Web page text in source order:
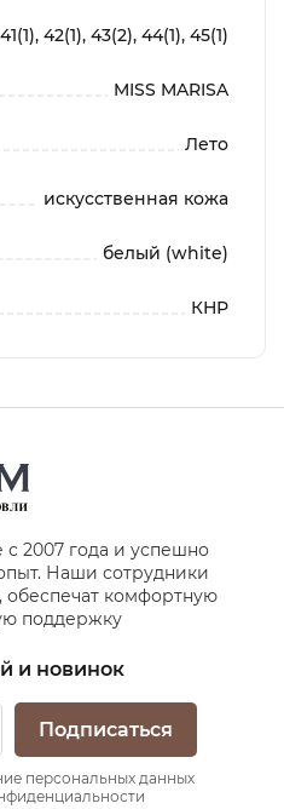
42(1), 43(2), 44(1), 45(1)
MISS MARISA
Лето
искусственная кожа
белый (white)
КНР
2007 года и успешно
Наши сотрудники
обеспечат комфортную
поддержку
и новинок
Подписаться
персональных данных